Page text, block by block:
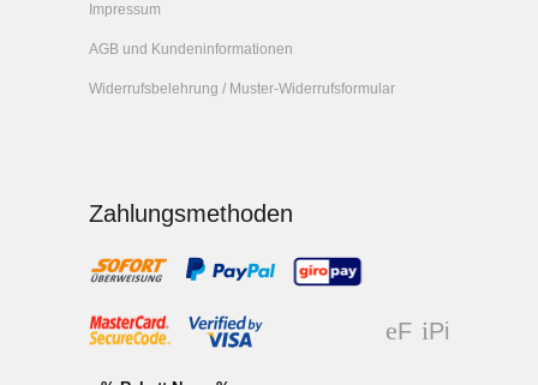
Impressum
AGB und Kundeninformationen
Widerrufsbelehrung / Muster-Widerrufsformular
Zahlungsmethoden
F
Pi